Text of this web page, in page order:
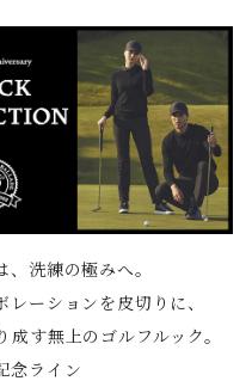
洗練の極みへ。
ーションを皮切りに、
す無上のゴルフルック。
念ライン